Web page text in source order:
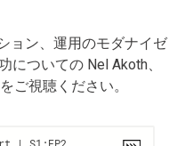
ョン、運用のモダナイゼ
についての Nel Akoth、
ご視聴ください。